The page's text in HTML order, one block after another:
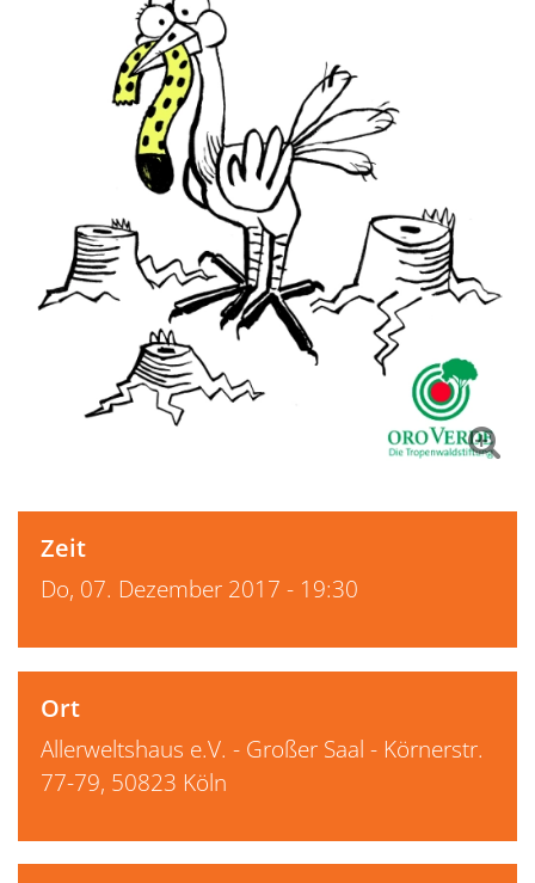
Zeit
Do, 07. Dezember 2017 - 19:30
Ort
Allerweltshaus e.V. - Großer Saal - Körnerstr.
77-79, 50823 Köln